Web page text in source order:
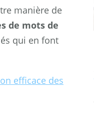
manière de
de mots de
qui en font
efficace des